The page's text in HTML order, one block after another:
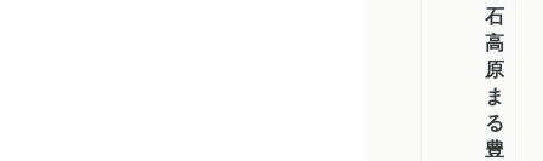
石
高
原
ま
る
豊